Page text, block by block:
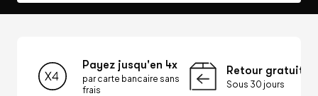
Payez jusqu'en 4x
par carte bancaire sans
frais
Retour gratuit
Sous 30 jours